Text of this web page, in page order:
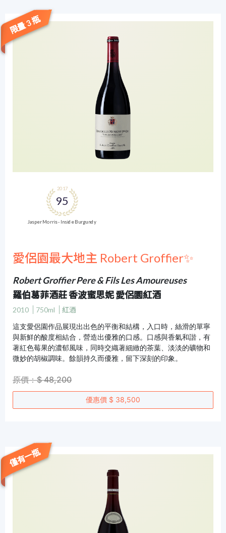
限量 3 瓶
2017
95
Jasper Morris - Inside Burgundy
愛侶園最大地主 Robert Groffier✨
Robert Groffier Pere & Fils Les Amoureuses
羅伯葛菲酒莊 香波蜜思妮 愛侶園紅酒
2010 750ml
紅酒
這支愛侶園作品展現出出色的平衡和結構，入口時，絲滑的單寧
與新鮮的酸度相結合，營造出優雅的口感。口感與香氣和諧，有
著紅色莓果的濃郁風味，同時交織著細緻的茶葉、淡淡的礦物和
微妙的胡椒調味。餘韻持久而優雅，留下深刻的印象。
原價：$ 48,200
優惠價 $ 38,500
僅有一瓶